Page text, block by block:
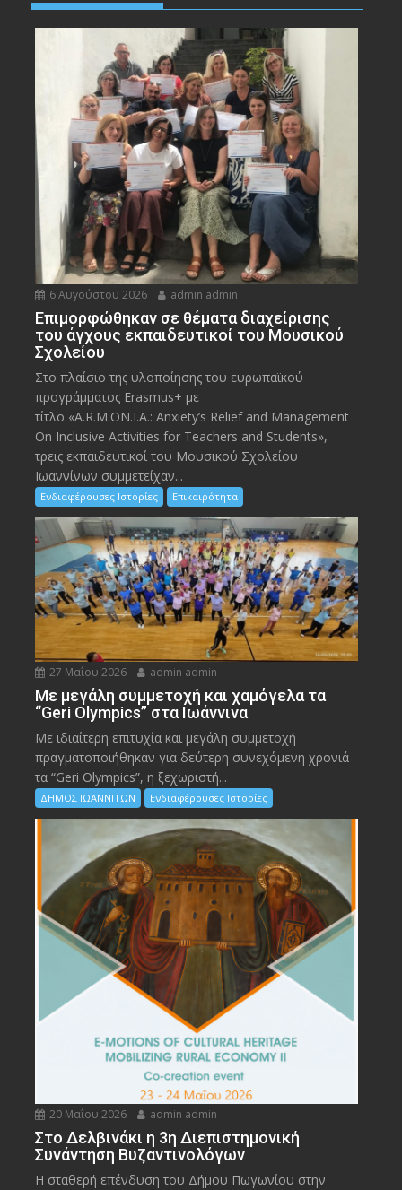
6 Αυγούστου 2026 admin admin
Eπιμορφώθηκαν σε θέματα διαχείρισης
του άγχους εκπαιδευτικοί του Μουσικού
Σχολείου
Στο πλαίσιο της υλοποίησης του ευρωπαϊκού
προγράμματος Erasmus+ με
τίτλο «A.R.M.ON.I.A.: Anxiety’s Relief and Management
On Inclusive Activities for Teachers and Students»,
τρεις εκπαιδευτικοί του Μουσικού Σχολείου
Ιωαννίνων συμμετείχαν...
Ενδιαφέρουσες Ιστορίες Επικαιρότητα
27 Μαΐου 2026 admin admin
Με μεγάλη συμμετοχή και χαμόγελα τα
“Geri Olympics” στα Ιωάννινα
Με ιδιαίτερη επιτυχία και μεγάλη συμμετοχή
πραγματοποιήθηκαν για δεύτερη συνεχόμενη χρονιά
τα “Geri Olympics”, η ξεχωριστή...
ΔΗΜΟΣ ΙΩΑΝΝΙΤΩΝ Ενδιαφέρουσες Ιστορίες
20 Μαΐου 2026 admin admin
Στο Δελβινάκι η 3η Διεπιστημονική
Συνάντηση Βυζαντινολόγων
Η σταθερή επένδυση του Δήμου Πωγωνίου στην